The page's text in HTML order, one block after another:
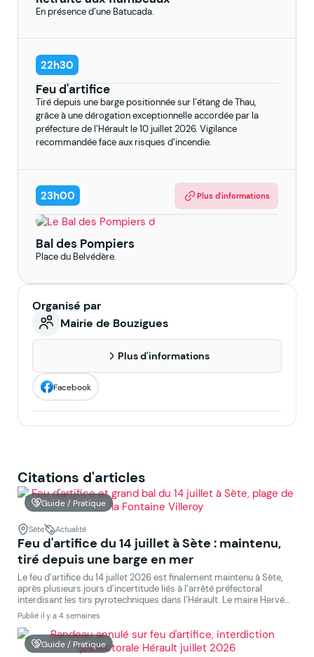
En présence d’une Batucada.
22h30
Feu d'artifice
Tiré depuis une barge positionnée sur l’étang de Thau,
grâce à une dérogation exceptionnelle accordée par la
préfecture de l’Hérault le 10 juillet 2026. Vigilance
recommandée face aux risques d’incendie.
23h00 Plus d'informations
Bal des Pompiers
Place du Belvédère.
Organisé par
Mairie de Bouzigues
Plus d'informations
Facebook
Citations d'articles
Guide / Pratique
Sète Actualité
Feu d'artifice du 14 juillet à Sète : maintenu,
tiré depuis une barge en mer
Le feu d’artifice du 14 juillet 2026 est finalement maintenu à Sète,
après plusieurs jours d’incertitude liés à l’arrêté préfectoral
interdisant les tirs pyrotechniques dans l’Hérault. Le maire Hervé
Marquès a obtenu une dérogation de la préfecture, sous conditions
: le spectacle est tiré depuis une barge en mer plutôt que depuis
son emplacement habituel, […]
Publié il y a 4 semaines
Guide / Pratique